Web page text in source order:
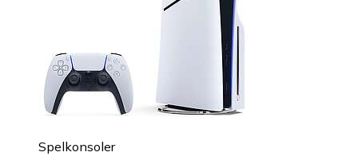
Spelkonsoler